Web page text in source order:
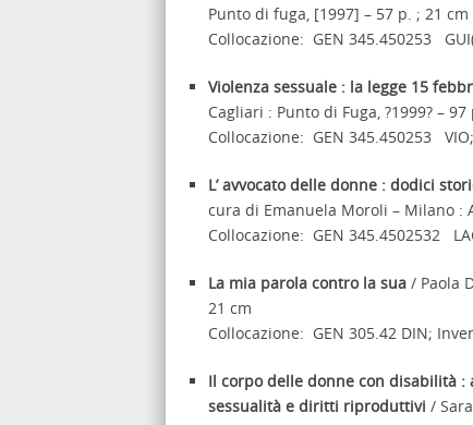
Punto di fuga, [1997] – 57 p. ; 21 cm
Collocazione: GEN 345.450253
Violenza sessuale : la legge 15
Cagliari : Punto di Fuga, ?1999? – 97
Collocazione: GEN 345.450253
L’ avvocato delle donne : dodici
cura di Emanuela Moroli – Milano :
Collocazione: GEN 345.4502532
La mia parola contro la sua / Paola
21 cm
Collocazione: GEN 305.42 DIN;
Il corpo delle donne con disabilità
sessualità e diritti riproduttivi /